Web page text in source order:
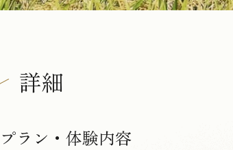
詳細
プラン・体験内容